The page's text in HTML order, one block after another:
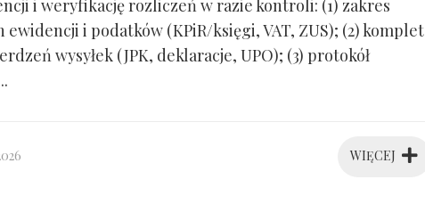
i weryfikację rozliczeń w razie kontroli: (1) zakres
i podatków (KPiR/księgi, VAT, ZUS); (2) komplet
wysyłek (JPK, deklaracje, UPO); (3) protokół
WIĘCEJ